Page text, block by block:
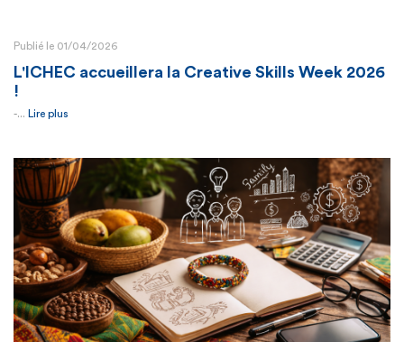
Publié le 01/04/2026
L'ICHEC accueillera la Creative Skills Week 2026
!
-... Lire plus